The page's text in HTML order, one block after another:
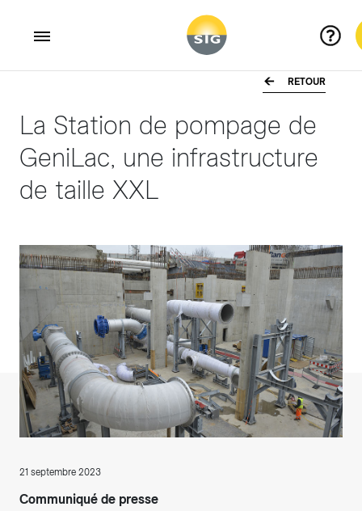
RETOUR
La Station de pompage de
GeniLac, une infrastructure
de taille XXL
21 septembre 2023
Communiqué de presse